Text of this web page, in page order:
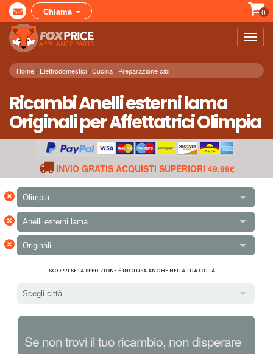
Chiama 0
Home Elettrodomestici Cucina Preparazione cibi
Ricambi Anelli esterni lama
Originali per Affettatrici Olimpia
INVIO GRATIS ACQUISTI SUPERIORI 49,99€
× Olimpia
× Anelli esterni lama
× Originali
SCOPRI SE LA SPEDIZIONE È INCLUSA ANCHE NELLA TUA CITTÀ
Scegli città
Se non trovi il tuo ricambio, non disperare